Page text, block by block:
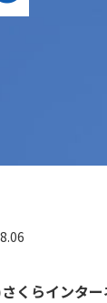
さくらインタ